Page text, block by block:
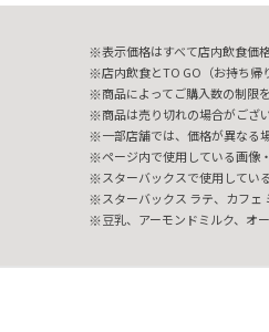
表示価格はすべて店内飲食価
店内飲食とTO GO（お持ち帰
商品によってご購入数の制限
商品は売り切れの場合がござい
一部店舗では、価格が異なる
ページ内で使用している画像
スターバックスで使用してい
スターバックス ラテ、カフェ
豆乳、アーモンドミルク、オ